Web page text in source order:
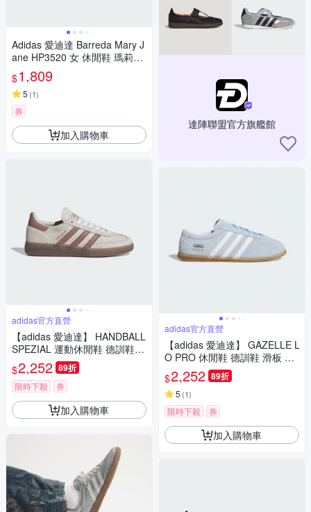
Adidas 愛迪達 Barreda Mary J
ane HP3520 女 休閒鞋 瑪莉珍
鞋 舒適 銀 黑
$1,809
5 (1)
券
加入購物車
adidas官方直營
【adidas 愛迪達】 HANDBALL
SPEZIAL 運動休閒鞋 德訓鞋
滑板 女鞋 - Originals IH1510
$2,252 89折
限時下殺 券
加入購物車
達陣聯盟官方旗艦館
adidas官方直營
【adidas 愛迪達】 GAZELLE L
O PRO 休閒鞋 德訓鞋 滑板 復
古 薄底鞋 女鞋 - Originals JR8
893
$2,252 89折
5 (1)
限時下殺 券
加入購物車